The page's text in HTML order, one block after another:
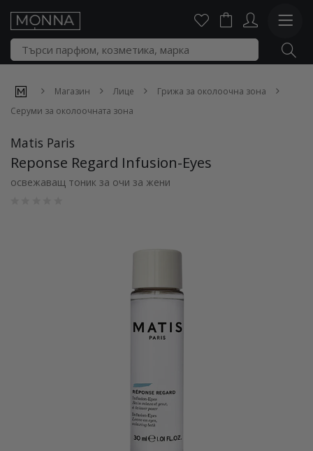
Магазин Лице
Грижа за околоочна зона
Серуми за околоочната зона
Matis Paris
Reponse Regard Infusion-Eyes
освежаващ тоник за очи за жени